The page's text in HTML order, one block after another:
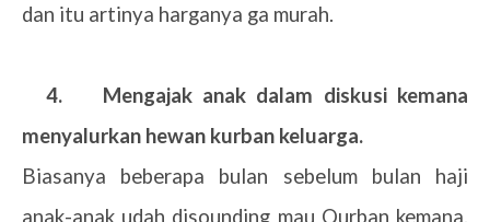
dan itu artinya harganya ga murah.
Mengajak anak dalam diskusi kemana
menyalurkan hewan kurban keluarga.
Biasanya beberapa bulan sebelum bulan haji
anak-anak udah disounding mau Qurban kemana.